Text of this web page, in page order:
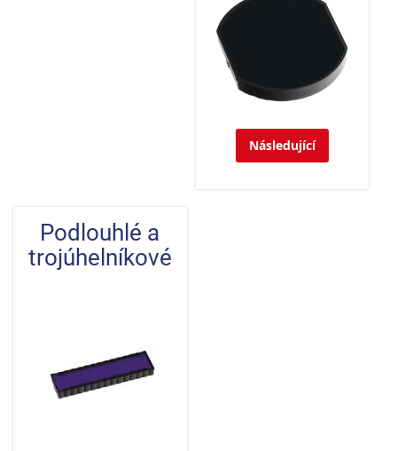
Následující
Podlouhlé a
trojúhelníkové